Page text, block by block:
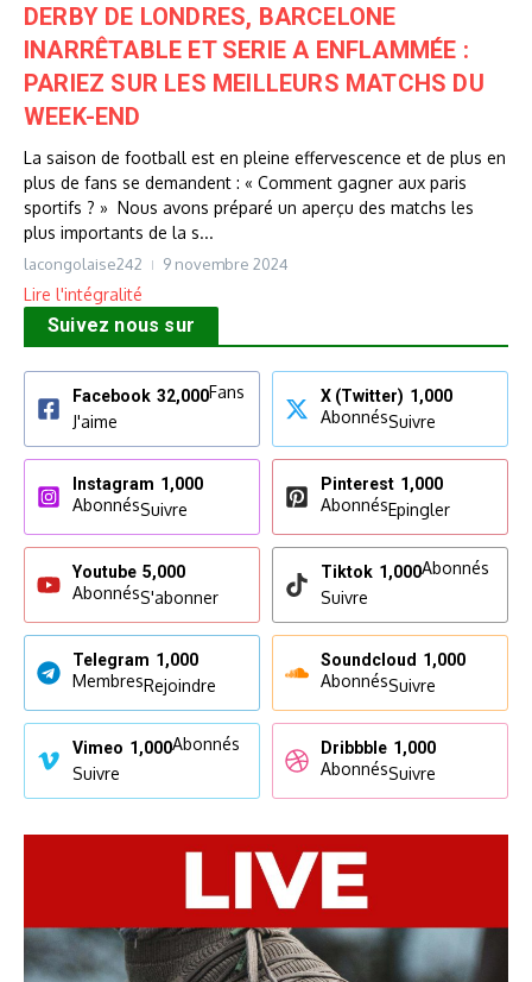
DERBY DE LONDRES, BARCELONE
INARRÊTABLE ET SERIE A ENFLAMMÉE :
PARIEZ SUR LES MEILLEURS MATCHS DU
WEEK-END
La saison de football est en pleine effervescence et de plus en
plus de fans se demandent : « Comment gagner aux paris
sportifs ? » Nous avons préparé un aperçu des matchs les
plus importants de la s...
lacongolaise242 9 novembre 2024
Lire l'intégralité
Suivez nous sur
Facebook 32,000Fans
J'aime
X (Twitter) 1,000
AbonnésSuivre
Instagram 1,000
AbonnésSuivre
Pinterest 1,000
AbonnésEpingler
Youtube 5,000
AbonnésS'abonner
Tiktok 1,000Abonnés
Suivre
Telegram 1,000
MembresRejoindre
Soundcloud 1,000
AbonnésSuivre
Vimeo 1,000Abonnés
Suivre
Dribbble 1,000
AbonnésSuivre